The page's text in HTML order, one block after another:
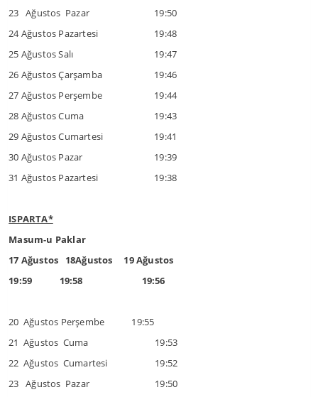
23 Ağustos Pazar
19:50
24 Ağustos Pazartesi
19:48
25 Ağustos Salı
19:47
26 Ağustos Çarşamba
19:46
27 Ağustos Perşembe
19:44
28 Ağustos Cuma
19:43
29 Ağustos Cumartesi
19:41
30 Ağustos Pazar
19:39
31 Ağustos Pazartesi
19:38
ISPARTA*
Masum-u Paklar
17 Ağustos 18Ağustos 19 Ağustos
19:59 19:58 19:56
20 Ağustos Perşembe 19:55
21 Ağustos Cuma
19:53
22 Ağustos Cumartesi
19:52
23 Ağustos Pazar
19:50